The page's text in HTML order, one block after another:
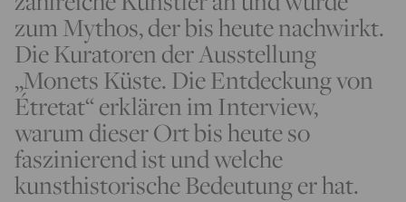
zum Mythos, der bis heute nachwirkt.
Die Kuratoren der Ausstellung
„Monets Küste. Die Entdeckung von
Étretat“ erklären im Interview,
warum dieser Ort bis heute so
faszinierend ist und welche
kunsthistorische Bedeutung er hat.